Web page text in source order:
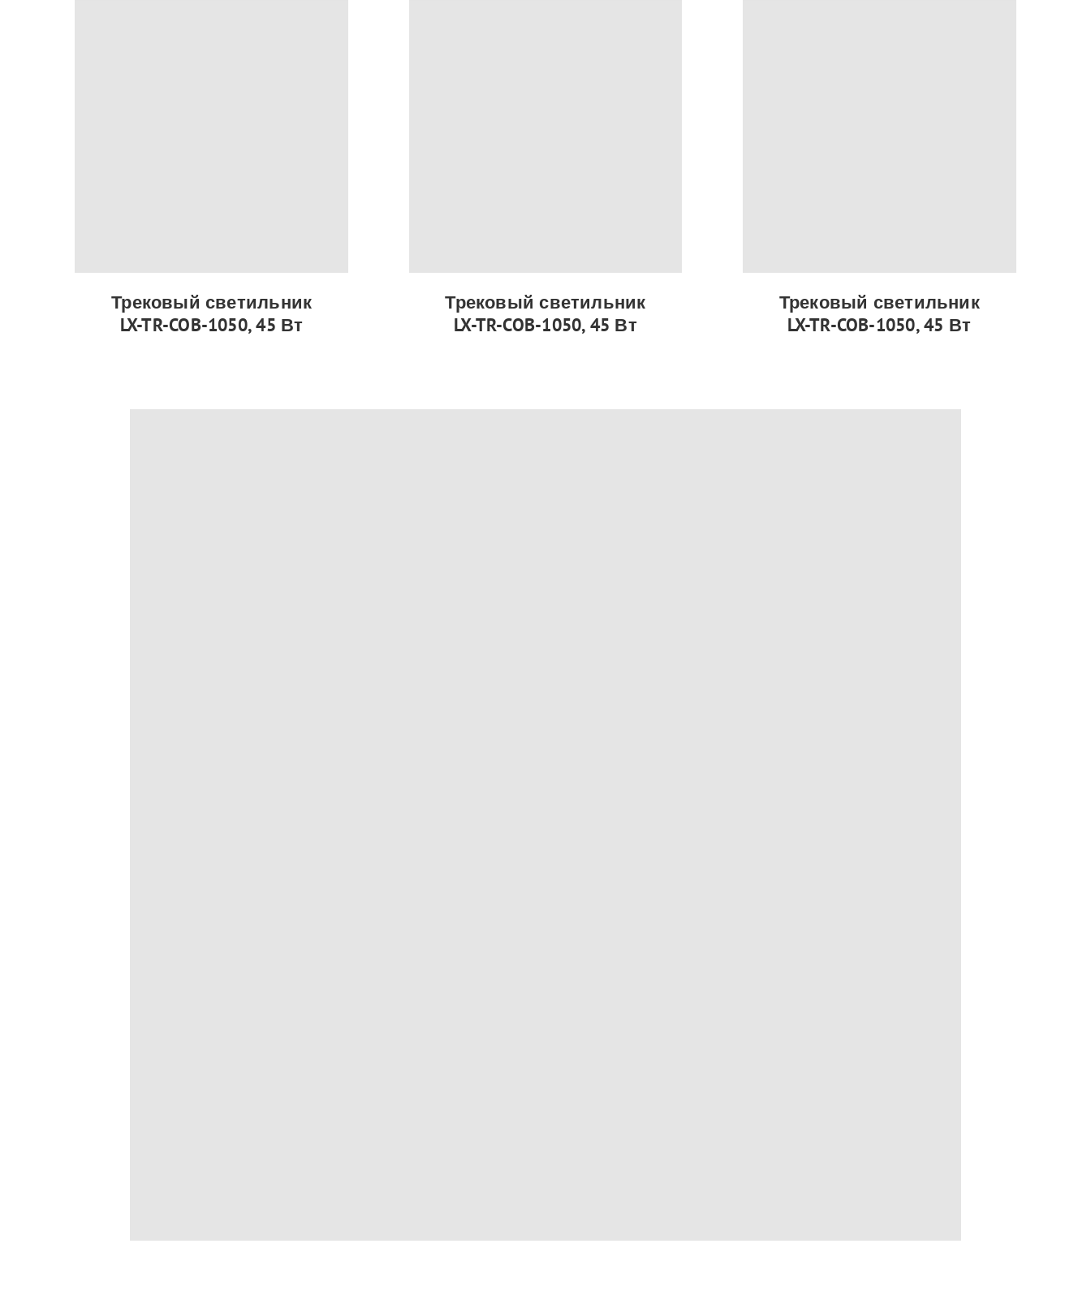
Трековый светильник
LX-TR-COB-1050, 45 Вт
Трековый светильник
LX-TR-COB-1050, 45 Вт
Трековый светильник
LX-TR-COB-1050, 45 Вт